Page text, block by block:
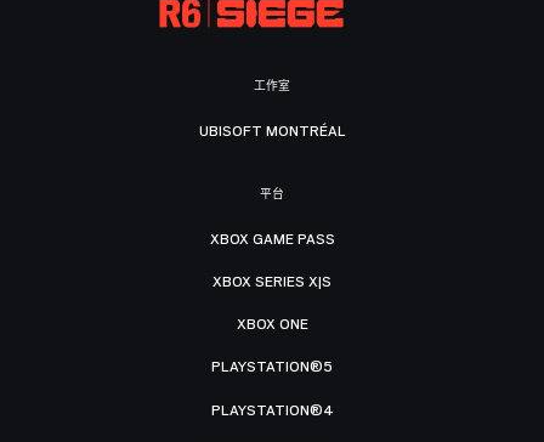
工作室
UBISOFT MONTRÉAL
平台
XBOX GAME PASS
XBOX SERIES X|S
XBOX ONE
PLAYSTATION®5
PLAYSTATION®4